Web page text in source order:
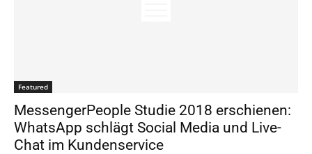
Featured
MessengerPeople Studie 2018 erschienen:
WhatsApp schlägt Social Media und Live-
Chat im Kundenservice